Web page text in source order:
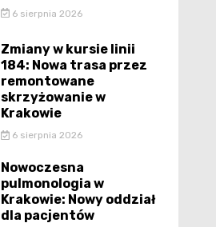
6 sierpnia 2026
Zmiany w kursie linii
184: Nowa trasa przez
remontowane
skrzyżowanie w
Krakowie
6 sierpnia 2026
Nowoczesna
pulmonologia w
Krakowie: Nowy oddział
dla pacjentów